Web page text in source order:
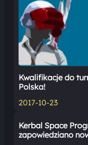
Kwalifikacje do
Polska!
2017-10-23
Kerbal Space
zapowiedziano